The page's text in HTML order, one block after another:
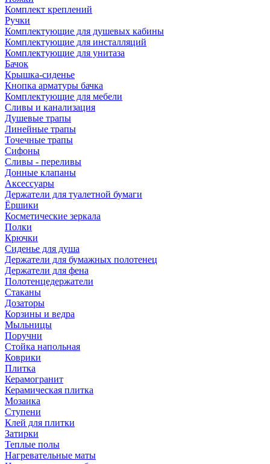
Комплект креплений
Ручки
Комплектующие для душевых кабины
Комплектующие для инсталляций
Комплектующие для унитаза
Бачок
Крышка-сиденье
Кнопка арматуры бачка
Комплектующие для мебели
Сливы и канализация
Душевые трапы
Линейные трапы
Точечные трапы
Сифоны
Сливы - переливы
Донные клапаны
Аксессуары
Держатели для туалетной бумаги
Ёршики
Косметические зеркала
Полки
Крючки
Сиденье для душа
Держатели для бумажных полотенец
Держатели для фена
Полотенцедержатели
Стаканы
Дозаторы
Корзины и ведра
Мыльницы
Поручни
Стойка напольная
Коврики
Плитка
Керамогранит
Керамическая плитка
Мозаика
Ступени
Клей для плитки
Затирки
Теплые полы
Нагревательные маты